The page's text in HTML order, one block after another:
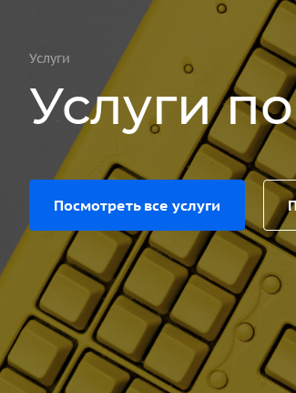
Услуги
Услуги
Посмотреть все услуги